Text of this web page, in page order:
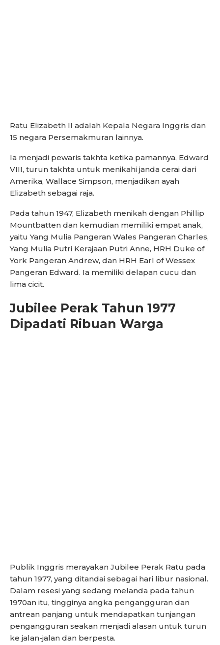
Ratu Elizabeth II adalah Kepala Negara Inggris dan
15 negara Persemakmuran lainnya.
Ia menjadi pewaris takhta ketika pamannya, Edward
VIII, turun takhta untuk menikahi janda cerai dari
Amerika, Wallace Simpson, menjadikan ayah
Elizabeth sebagai raja.
Pada tahun 1947, Elizabeth menikah dengan Phillip
Mountbatten dan kemudian memiliki empat anak,
yaitu Yang Mulia Pangeran Wales Pangeran Charles,
Yang Mulia Putri Kerajaan Putri Anne, HRH Duke of
York Pangeran Andrew, dan HRH Earl of Wessex
Pangeran Edward. Ia memiliki delapan cucu dan
lima cicit.
Jubilee Perak Tahun 1977
Dipadati Ribuan Warga
Publik Inggris merayakan Jubilee Perak Ratu pada
tahun 1977, yang ditandai sebagai hari libur nasional.
Dalam resesi yang sedang melanda pada tahun
1970an itu, tingginya angka pengangguran dan
antrean panjang untuk mendapatkan tunjangan
pengangguran seakan menjadi alasan untuk turun
ke jalan-jalan dan berpesta.